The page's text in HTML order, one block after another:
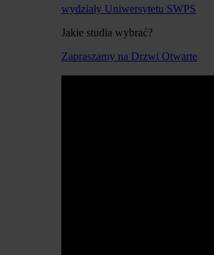
wydziały Uniwersytetu SWPS
Jakie studia wybrać?
Zapraszamy na Drzwi Otwarte